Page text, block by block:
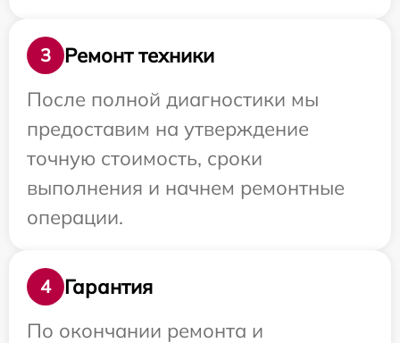
3
Ремонт техники
После полной диагностики мы
предоставим на утверждение
точную стоимость, сроки
выполнения и начнем ремонтные
операции.
4
Гарантия
По окончании ремонта и